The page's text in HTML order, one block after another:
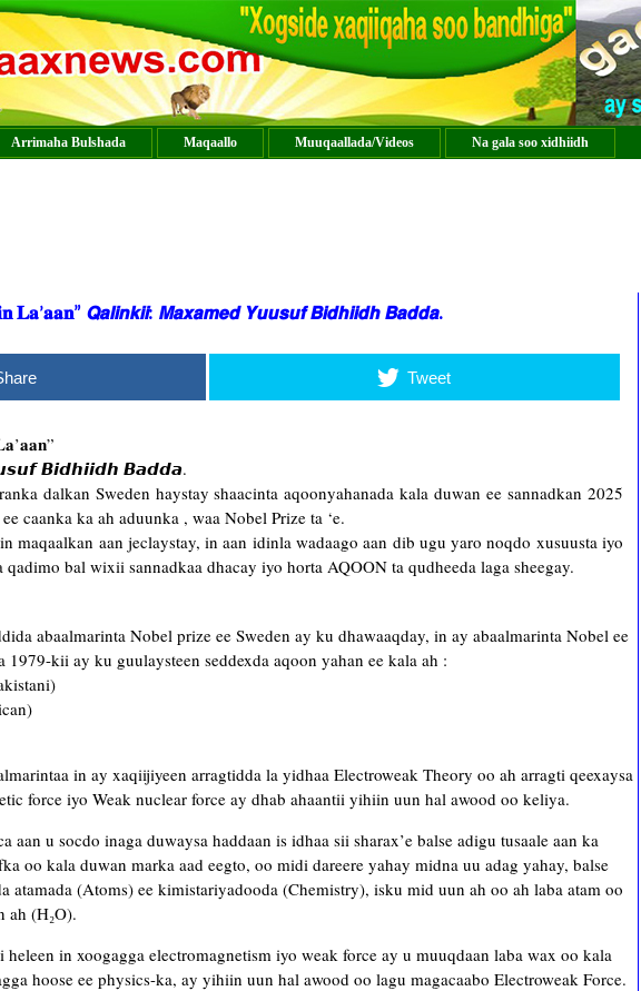
Arrimaha Bulshada Maqaallo Muuqaallada/Videos Na gala soo xidhiidh
𝐋𝐚’𝐚𝐚𝐧” 𝙌𝙖𝙡𝙞𝙣𝙠𝙞𝙞: 𝙈𝙖𝙭𝙖𝙢𝙚𝙙 𝙔𝙪𝙪𝙨𝙪𝙛 𝘽𝙞𝙙𝙝𝙞𝙞𝙙𝙝 𝘽𝙖𝙙𝙙𝙖.
Tweet
𝘽𝙞𝙙𝙝𝙞𝙞𝙙𝙝 𝘽𝙖𝙙𝙙𝙖.
dalkan Sweden haystay shaacinta aqoonyahanada kala duwan ee sannadkan 2025
caanka ka ah aduunka , waa Nobel Prize ta ‘e.
maqaalkan aan jeclaystay, in aan idinla wadaago aan dib ugu yaro noqdo xusuusta iyo
bal wixii sannadkaa dhacay iyo horta AQOON ta qudheeda laga sheegay.
abaalmarinta Nobel prize ee Sweden ay ku dhawaaqday, in ay abaalmarinta Nobel ee
1979-kii ay ku guulaysteen seddexda aqoon yahan ee kala ah :
in ay xaqiijiyeen arragtidda la yidhaa Electroweak Theory oo ah arragti qeexaysa
force iyo Weak nuclear force ay dhab ahaantii yihiin uun hal awood oo keliya.
aan u socdo inaga duwaysa haddaan is idhaa sii sharax’e balse adigu tusaale aan ka
oo kala duwan marka aad eegto, oo midi dareere yahay midna uu adag yahay, balse
atamada (Atoms) ee kimistariyadooda (Chemistry), isku mid uun ah oo ah laba atam oo
ah (H₂O).
heleen in xoogagga electromagnetism iyo weak force ay u muuqdaan laba wax oo kala
hoose ee physics-ka, ay yihiin uun hal awood oo lagu magacaabo Electroweak Force.